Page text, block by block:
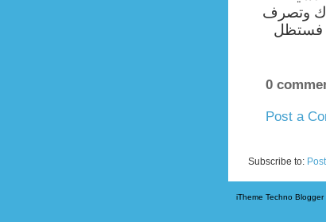
وتصرف
فستظل
0
Post a
Subscribe to:
iTheme Techno Blogger